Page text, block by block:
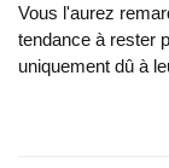
Vous l'aurez
tendance à rester
uniquement dû à